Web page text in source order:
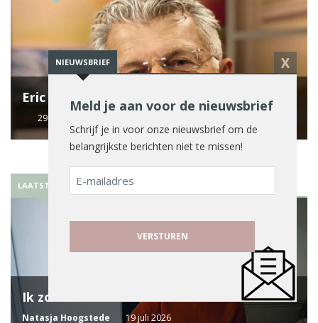
Eric Vrijsen: Waarom Dirk?
29 juli 2026
LAATSTE BLOG
Ik zou beter moeten weten
Natasja Hoogstede 19 juli 2026
NIEUWSBRIEF X
Meld je aan voor de nieuwsbrief
Schrijf je in voor onze nieuwsbrief om de
belangrijkste berichten niet te missen!
E-
mailadres